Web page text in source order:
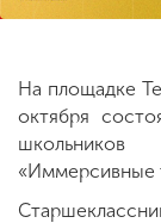
+7 (831)
На площадке
октября
«Иммерсивные